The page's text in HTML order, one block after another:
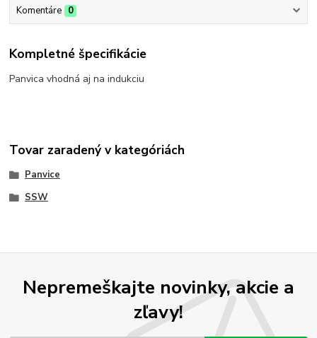
Komentáre 0
Kompletné špecifikácie
Panvica vhodná aj na indukciu
Tovar zaradený v kategóriách
Panvice
SSW
Nepremeškajte novinky, akcie a
zľavy!